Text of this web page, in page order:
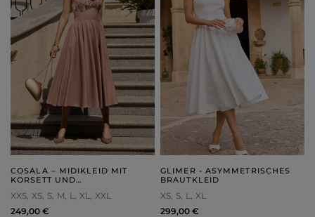
COSALA – MIDIKLEID MIT
KORSETT UND
XXS XS S M L XL
XXL
249,00 €
GLIMER - ASYMMETRISCHES
BRAUTKLEID
XS S L
XL
299,00 €